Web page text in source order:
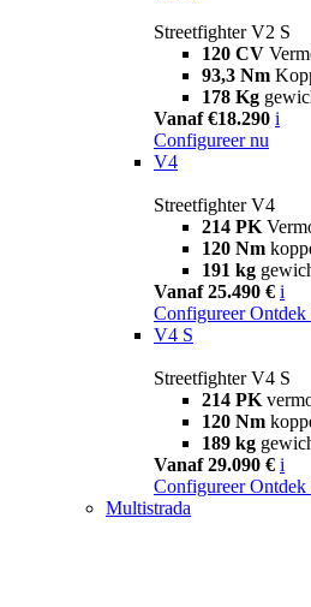
Streetfighter V2 S
120 CV
93,3 Nm
178 Kg
Vanaf €18.290 i
Configureer nu
V4
Streetfighter V4
214 PK
120 Nm
191 kg
Vanaf 25.490 € i
Configureer Ontdek
V4 S
Streetfighter V4 S
214 PK
120 Nm
189 kg
Vanaf 29.090 € i
Configureer Ontdek
Multistrada